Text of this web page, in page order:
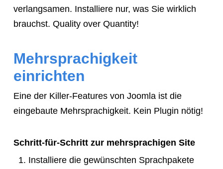
verlangsamen. Installiere nur, was Sie wirklich
brauchst. Quality over Quantity!
Mehrsprachigkeit
einrichten
Eine der Killer-Features von Joomla ist die
eingebaute Mehrsprachigkeit. Kein Plugin nötig!
Schritt-für-Schritt zur mehrsprachigen Site
Installiere die gewünschten Sprachpakete